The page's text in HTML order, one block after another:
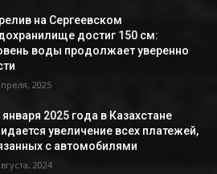
на Сергеевском
достиг 150 см:
воды продолжает уверенно
2025
января 2025 года в Казахстане
увеличение всех платежей,
с автомобилями
2024